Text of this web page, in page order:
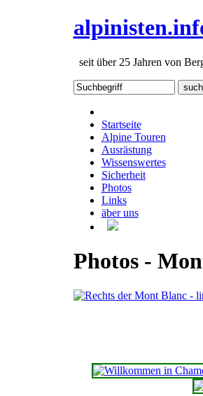
seit über 25 Jahren von
Startseite
Alpine Touren
Ausrästung
Wissenswertes
Sicherheit
Photos
Links
äber uns
Photos -